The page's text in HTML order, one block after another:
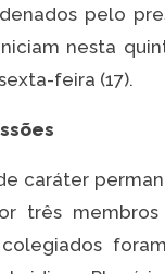
pelo
nesta
feira (17).
caráter
três